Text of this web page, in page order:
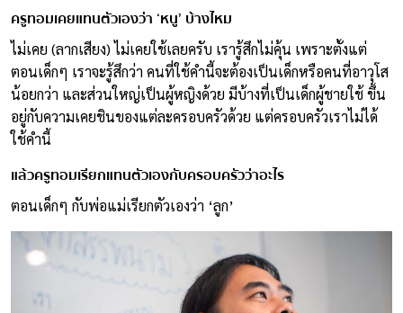
ครูทอมเคยแทนตัวเองว่า ‘หนู’ บ้างไหม
ไม่เคย (ลากเสียง) ไม่เคยใช้เลยครับ เรารู้สึกไม่คุ้น เพราะตั้งแต่
ตอนเด็กๆ เราจะรู้สึกว่า คนที่ใช้คำนี้จะต้องเป็นเด็กหรือคนที่อาวุโส
น้อยกว่า และส่วนใหญ่เป็นผู้หญิงด้วย มีบ้างที่เป็นเด็กผู้ชายใช้ ขึ้น
อยู่กับความเคยชินของแต่ละครอบครัวด้วย แต่ครอบครัวเราไม่ได้
ใช้คำนี้
แล้วครูทอมเรียกแทนตัวเองกับครอบครัวว่าอะไร
ตอนเด็กๆ กับพ่อแม่เรียกตัวเองว่า ‘ลูก’